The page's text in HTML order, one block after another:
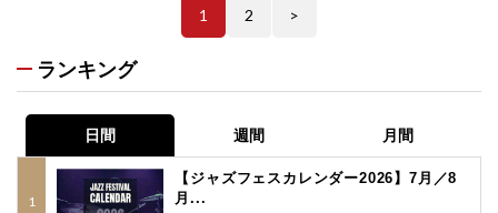
1 2 >
ランキング
日間 週間 月間
【ジャズフェスカレンダー2026】7月／8
月...